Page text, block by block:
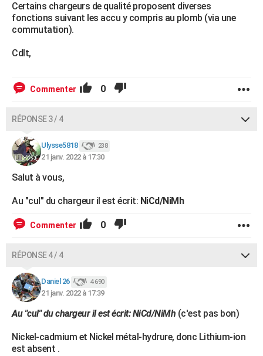
Certains chargeurs de qualité proposent diverses
fonctions suivant les accu y compris au plomb (via une
commutation).
Cdlt,
Commenter 0
RÉPONSE 3 / 4
Ulysse5818 238
21 janv. 2022 à 17:30
Salut à vous,
Au "cul" du chargeur il est écrit: NiCd/NiMh
Commenter 0
RÉPONSE 4 / 4
Daniel 26 4 690
21 janv. 2022 à 17:39
Au "cul" du chargeur il est écrit: NiCd/NiMh (c'est pas bon)
Nickel-cadmium et Nickel métal-hydrure, donc Lithium-ion
est absent .